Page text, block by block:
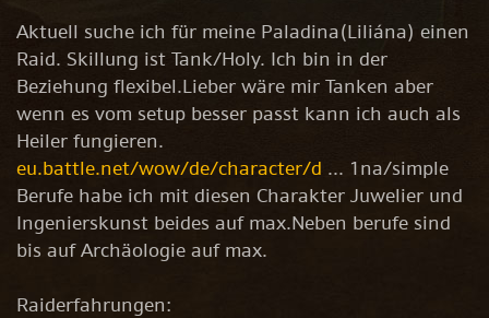
Aktuell suche ich für meine Paladina(Liliána) einen
Raid. Skillung ist Tank/Holy. Ich bin in der
Beziehung flexibel.Lieber wäre mir Tanken aber
wenn es vom setup besser passt kann ich auch als
Heiler fungieren.
eu.battle.net/wow/de/character/d ... 1na/simple
Berufe habe ich mit diesen Charakter Juwelier und
Ingenierskunst beides auf max.Neben berufe sind
bis auf Archäologie auf max.
Raiderfahrungen: